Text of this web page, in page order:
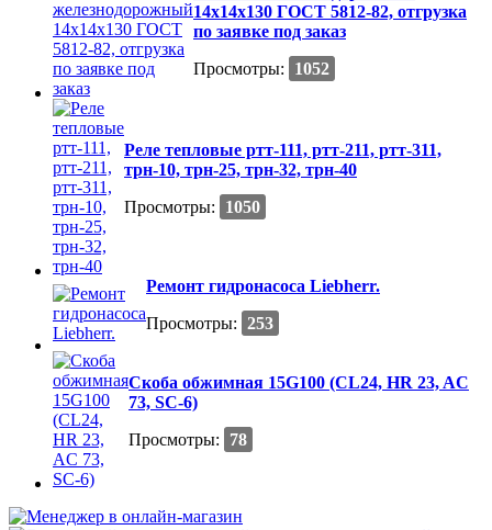
14х14х130 ГОСТ 5812-82, отгрузка
по заявке под заказ
Просмотры:
1052
Реле тепловые ртт-111, ртт-211, ртт-311,
трн-10, трн-25, трн-32, трн-40
Просмотры:
1050
Ремонт гидронасоса Liebherr.
Просмотры: 253
Скоба обжимная 15G100 (CL24, HR 23, AC
73, SC-6)
Просмотры:
78